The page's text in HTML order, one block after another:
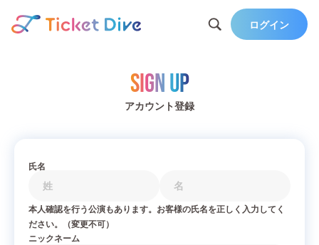
ログイン
Sign Up
アカウント登録
氏名
本人確認を行う公演もあります。お客様の氏名を正しく入力してく
ださい。（変更不可）
ニックネーム